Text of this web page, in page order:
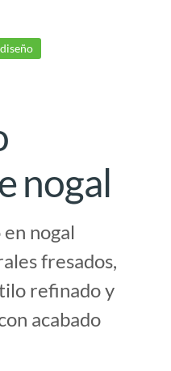
nogal
nogal
fresados,
refinado y
acabado